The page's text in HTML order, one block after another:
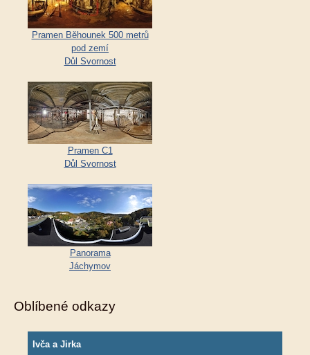
Pramen Běhounek 500 metrů
pod zemí
Důl Svornost
Pramen C1
Důl Svornost
Panorama
Jáchymov
Oblíbené odkazy
Ivča a Jirka